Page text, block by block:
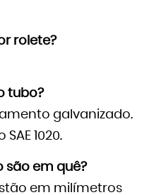
rolete?
tubo?
galvanizado.
1020.
são em quê?
em milímetros